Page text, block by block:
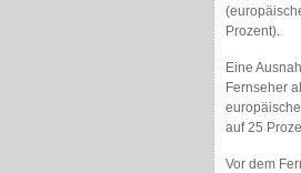
Prozent).
Eine
Fernseher
auf 25
Vor dem